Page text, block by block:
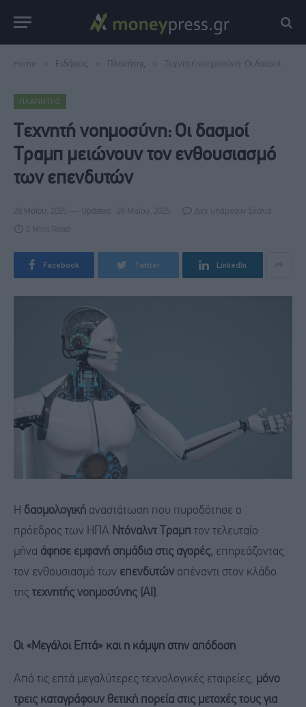
Home Ειδήσεις Πλανήτης Τεχνητή νοημοσύνη: Οι δασμοί Τραμπ μειώνουν τον ενθουσιασμό των επενδυτών
ΠΛΑΝΉΤΗΣ
Τεχνητή νοημοσύνη: Οι δασμοί
Τραμπ μειώνουν τον ενθουσιασμό
των επενδυτών
28 Μαΐου, 2025 Updated: 28 Μαΐου, 2025 Δεν υπάρχουν Σχόλια
2 Mins Read
Facebook Twitter LinkedIn
Η δασμολογική αναστάτωση που πυροδότησε ο
πρόεδρος των ΗΠΑ Ντόναλντ Τραμπ τον τελευταίο
μήνα άφησε εμφανή σημάδια στις αγορές, επηρεάζοντας
τον ενθουσιασμό των επενδυτών απέναντι στον κλάδο
της τεχνητής νοημοσύνης (AI) .
Οι «Μεγάλοι Επτά» και η κάμψη στην απόδοση
Από τις επτά μεγαλύτερες τεχνολογικές εταιρείες, μόνο
τρεις καταγράφουν θετική πορεία στις μετοχές τους για